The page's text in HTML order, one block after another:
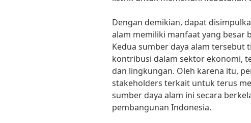
Dengan demikian, dapat
alam memiliki manfaat yang besar
Kedua sumber daya alam tersebut
kontribusi dalam sektor ekonomi,
dan lingkungan. Oleh karena itu,
stakeholders terkait untuk terus
sumber daya alam ini secara
pembangunan Indonesia.